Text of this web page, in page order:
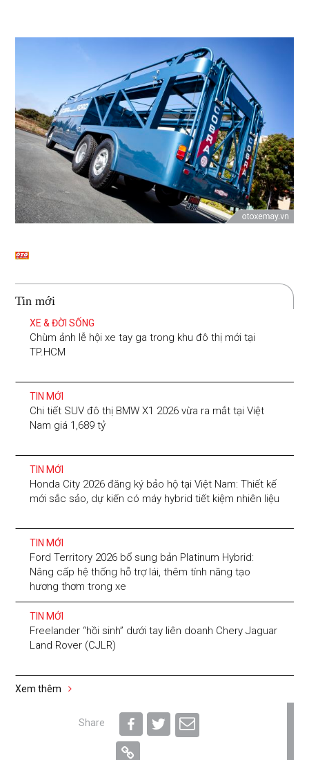
Tin mới
XE & ĐỜI SỐNG
Chùm ảnh lễ hội xe tay ga trong khu đô thị mới tại
TP.HCM
TIN MỚI
Chi tiết SUV đô thị BMW X1 2026 vừa ra mắt tại Việt
Nam giá 1,689 tỷ
TIN MỚI
Honda City 2026 đăng ký bảo hộ tại Việt Nam: Thiết kế
mới sắc sảo, dự kiến có máy hybrid tiết kiệm nhiên liệu
TIN MỚI
Ford Territory 2026 bổ sung bản Platinum Hybrid:
Nâng cấp hệ thống hỗ trợ lái, thêm tính năng tạo
hương thơm trong xe
TIN MỚI
Freelander “hồi sinh” dưới tay liên doanh Chery Jaguar
Land Rover (CJLR)
Xem thêm
Share